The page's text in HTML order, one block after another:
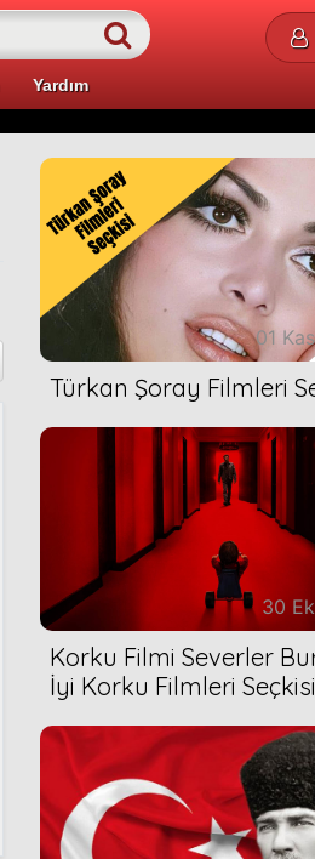
Yardım
01
Türkan Şoray Filmleri
30
Korku Filmi Severler
İyi Korku Filmleri Seçkisi